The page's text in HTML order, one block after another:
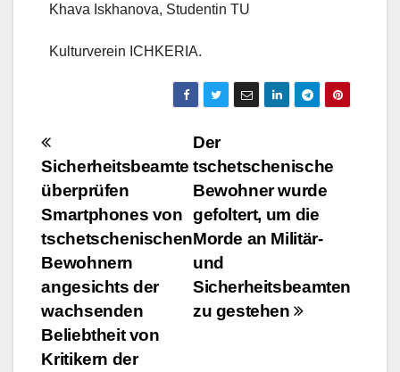
Khava Iskhanova, Studentin TU
Kulturverein ICHKERIA.
Beitragsnavigation
Der
tschetschenische
Bewohner wurde
gefoltert, um die
Morde an Militär-
und
Sicherheitsbeamten
zu gestehen
Sicherheitsbeamte
überprüfen
Smartphones von
tschetschenischen
Bewohnern
angesichts der
wachsenden
Beliebtheit von
Kritikern der